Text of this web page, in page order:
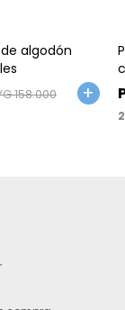
algodón
158.000